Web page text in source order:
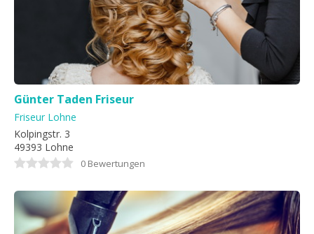
Günter Taden Friseur
Friseur Lohne
Kolpingstr. 3
49393 Lohne
0 Bewertungen